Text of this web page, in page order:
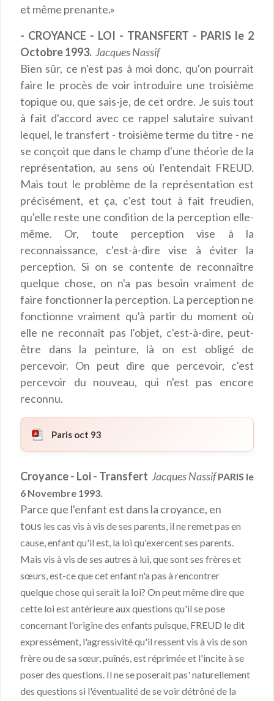
et même prenante.»
- CROYANCE - LOI - TRANSFERT - PARIS le 2
Octobre 1993. Jacques Nassif
Bien sûr, ce n'est pas à moi donc, qu'on pourrait
faire le procès de voir introduire une troisième
topique ou, que sais-je, de cet ordre. Je suis tout
à fait d'accord avec ce rappel salutaire suivant
lequel, le transfert - troisième terme du titre - ne
se conçoit que dans le champ d'une théorie de la
représentation, au sens où l'entendait FREUD.
Mais tout le problème de la représentation est
précisément, et ça, c'est tout à fait freudien,
qu'elle reste une condition de la perception elle-
même. Or, toute perception vise à la
reconnaissance, c'est-à-dire vise à éviter la
perception. Si on se contente de reconnaître
quelque chose, on n'a pas besoin vraiment de
faire fonctionner la perception. La perception ne
fonctionne vraiment qu'à partir du moment où
elle ne reconnaît pas l'objet, c'est-à-dire, peut-
être dans la peinture, là on est obligé de
percevoir. On peut dire que percevoir, c'est
percevoir du nouveau, qui n'est pas encore
reconnu.
Paris oct 93
Croyance - Loi - Transfert Jacques NassifPARIS le
6 Novembre 1993.
Parce que l'enfant est dans la croyance, en
tous les cas vis à vis de ses parents, il ne remet pas en
cause, enfant qu'il est, la loi qu'exercent ses parents.
Mais vis à vis de ses autres à lui, que sont ses frères et
sœurs, est-ce que cet enfant n'a pas à rencontrer
quelque chose qui serait la loi? On peut même dire que
cette loi est antérieure aux questions qu'il se pose
concernant l'origine des enfants puisque, FREUD le dit
expressément, l'agressivité qu'il ressent vis à vis de son
frère ou de sa sœur, puînés, est réprimée et l'incite à se
poser des questions. Il ne se poserait pas' naturellement
des questions si l'éventualité de se voir détrôné de la